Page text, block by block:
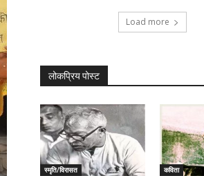
Load more
लोकप्रिय पोस्ट
स्मृति/विरासत कविता